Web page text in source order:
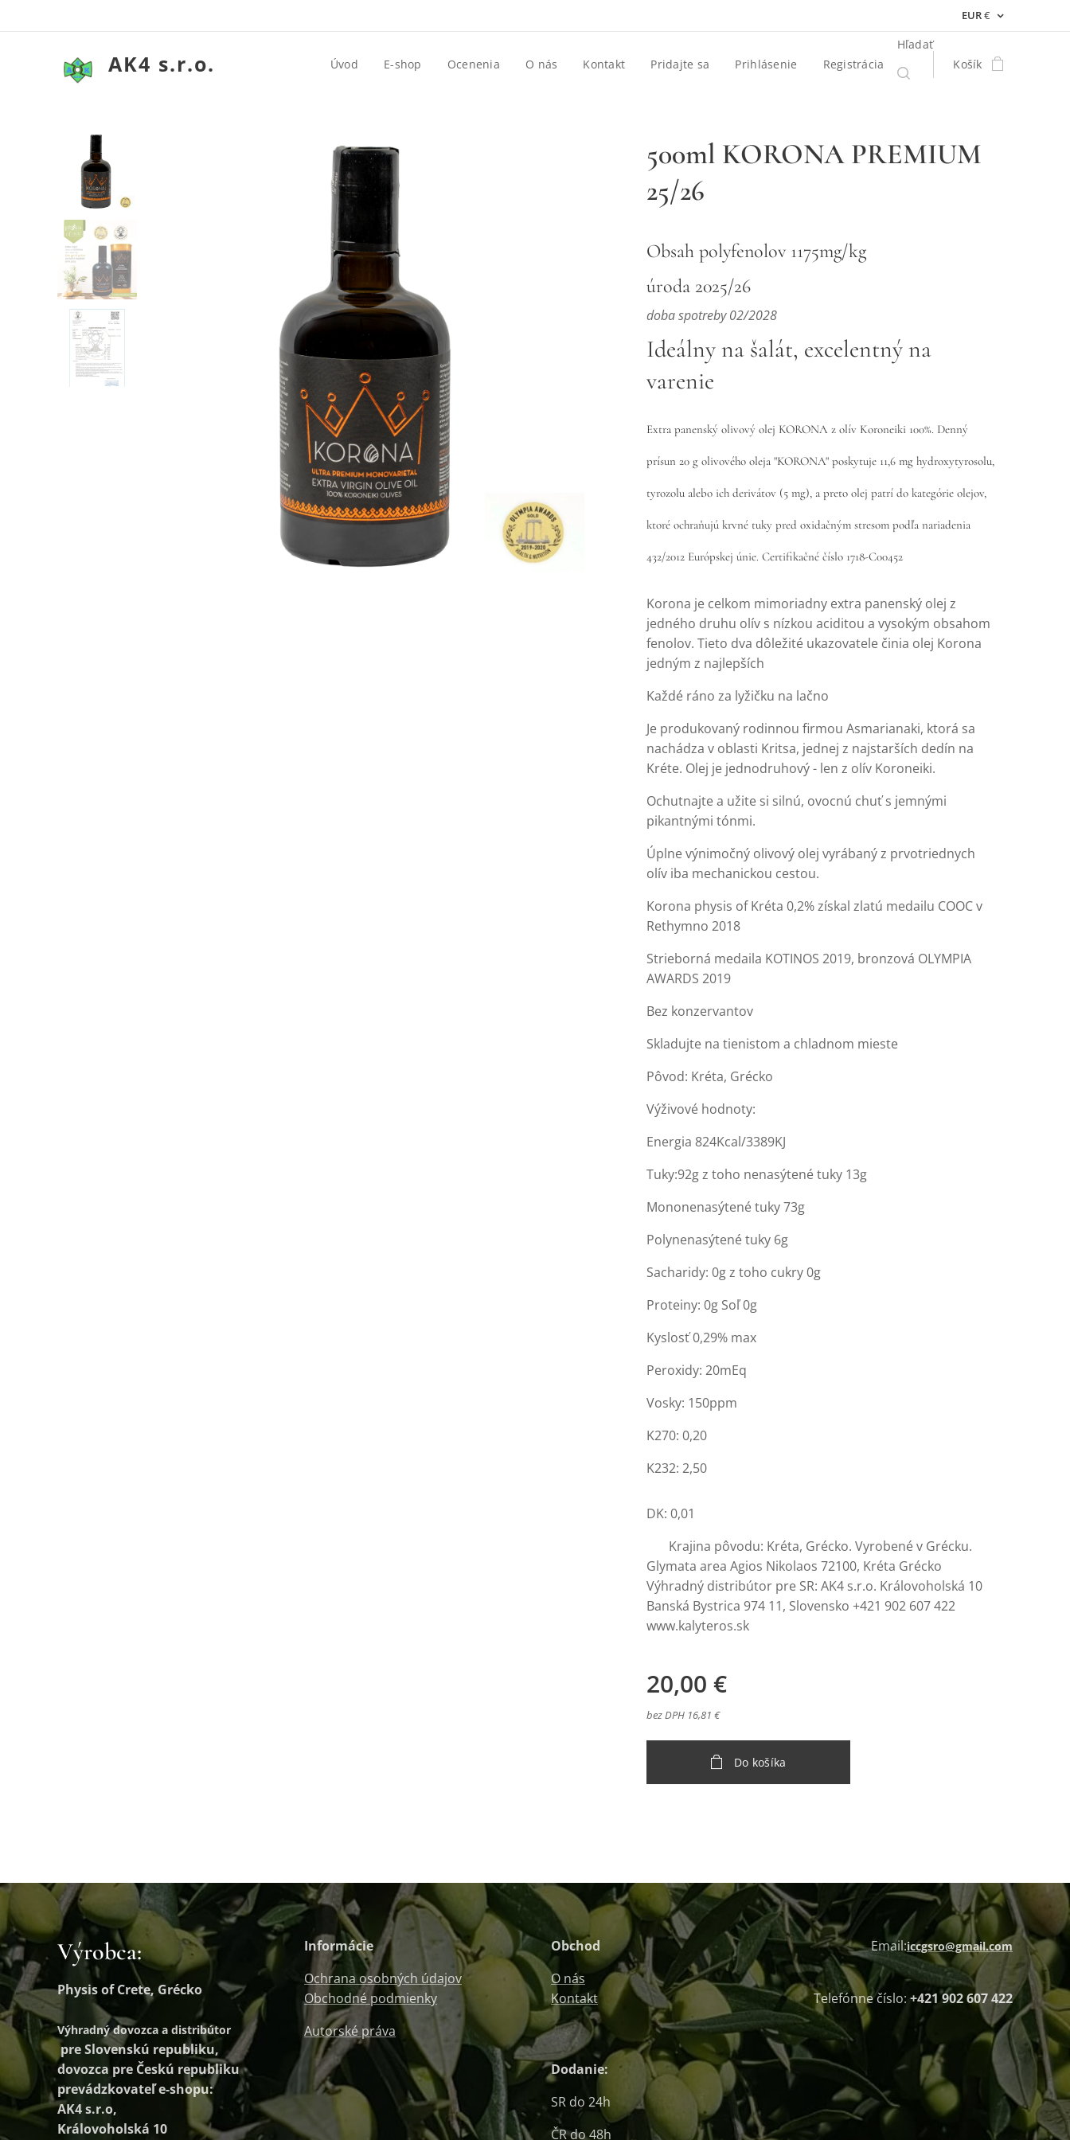
EUR€
AK4 s.r.o. Úvod E-shop Ocenenia O nás Kontakt Pridajte sa Prihlásenie Registrácia
Hľadať
Košík
500ml KORONA PREMIUM
25/26
Obsah polyfenolov 1175mg/kg
úroda 2025/26
doba spotreby 02/2028
Ideálny na šalát, excelentný na
varenie
Extra panenský olivový olej KORONA z olív Koroneiki 100%. Denný
prísun 20 g olivového oleja "KORONA" poskytuje 11,6 mg hydroxytyrosolu,
tyrozolu alebo ich derivátov (5 mg), a preto olej patrí do kategórie olejov,
ktoré ochraňujú krvné tuky pred oxidačným stresom podľa nariadenia
432/2012 Európskej únie. Certifikačné číslo 1718-C00452
Korona je celkom mimoriadny extra panenský olej z
jedného druhu olív s nízkou aciditou a vysokým obsahom
fenolov. Tieto dva dôležité ukazovatele činia olej Korona
jedným z najlepších
Každé ráno za lyžičku na lačno
Je produkovaný rodinnou firmou Asmarianaki, ktorá sa
nachádza v oblasti Kritsa, jednej z najstarších dedín na
Kréte. Olej je jednodruhový - len z olív Koroneiki.
Ochutnajte a užite si silnú, ovocnú chuť s jemnými
pikantnými tónmi.
Úplne výnimočný olivový olej vyrábaný z prvotriednych
olív iba mechanickou cestou.
Korona physis of Kréta 0,2% získal zlatú medailu COOC v
Rethymno 2018
Strieborná medaila KOTINOS 2019, bronzová OLYMPIA
AWARDS 2019
Bez konzervantov
Skladujte na tienistom a chladnom mieste
Pôvod: Kréta, Grécko
Výživové hodnoty:
Energia 824Kcal/3389KJ
Tuky:92g z toho nenasýtené tuky 13g
Mononenasýtené tuky 73g
Polynenasýtené tuky 6g
Sacharidy: 0g z toho cukry 0g
Proteiny: 0g Soľ 0g
Kyslosť 0,29% max
Peroxidy: 20mEq
Vosky: 150ppm
K270: 0,20
K232: 2,50
DK: 0,01
Krajina pôvodu: Kréta, Grécko. Vyrobené v Grécku.
Glymata area Agios Nikolaos 72100, Kréta Grécko
Výhradný distribútor pre SR: AK4 s.r.o. Královoholská 10
Banská Bystrica 974 11, Slovensko +421 902 607 422
www.kalyteros.sk
20,00 €
bez DPH 16,81 €
Do košíka
Výrobca:
Physis of Crete, Grécko
Výhradný dovozca a distribútor
pre Slovenskú republiku,
dovozca pre Českú republiku
prevádzkovateľ e-shopu:
AK4 s.r.o,
Královoholská 10
Informácie
Ochrana osobných údajov
Obchodné podmienky
Autorské práva
Obchod
O nás
Kontakt
Dodanie:
SR do 24h
ČR do 48h
Email:iccgsro@gmail.com
Telefónne číslo: +421 902 607 422